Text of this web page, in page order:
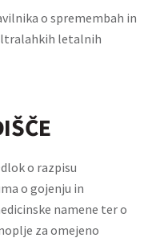
o spremembah in
letalnih
o razpisu
o gojenju in
namene ter o
za omejeno